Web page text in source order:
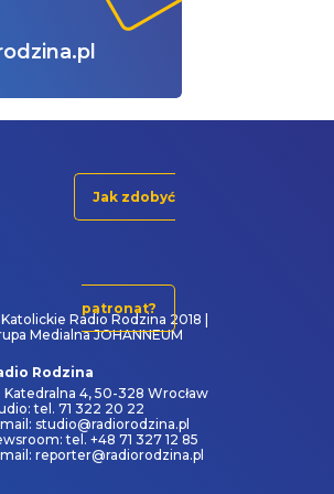
Jak zdobyć
patronat?
Radio Rodzina 2018 |
Medialna JOHANNEUM
Rodzina
Katedralna 4, 50-328 Wrocław
tel. 71 322 20 22
studio@radiorodzina.pl
tel. +48 71 327 12 85
reporter@radiorodzina.pl